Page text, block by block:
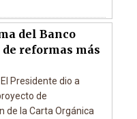
del Banco
reformas más
El Presidente dio a
de
de la Carta Orgánica